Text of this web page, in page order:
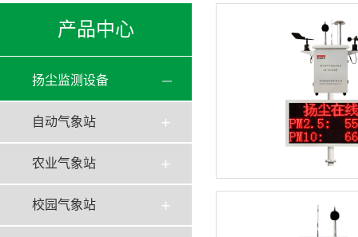
产品中心
扬尘监测设备
自动气象站
农业气象站
校园气象站